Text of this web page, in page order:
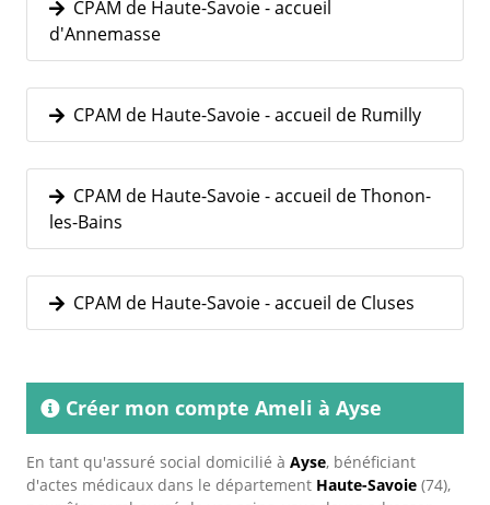
CPAM de Haute-Savoie - accueil
d'Annemasse
CPAM de Haute-Savoie - accueil de Rumilly
CPAM de Haute-Savoie - accueil de Thonon-
les-Bains
CPAM de Haute-Savoie - accueil de Cluses
Créer mon compte Ameli à Ayse
En tant qu'assuré social domicilié à Ayse, bénéficiant
d'actes médicaux dans le département Haute-Savoie (74),